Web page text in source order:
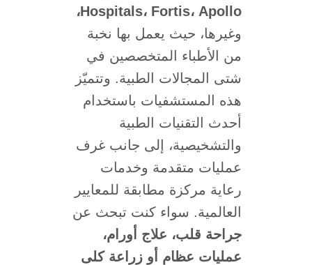
Hospitals، Fortis، Apollo،
وغيرها، حيث يعمل بها نخبة
من الأطباء المتخصصين في
شتى المجالات الطبية. وتتميّز
هذه المستشفيات باستخدام
أحدث التقنيات الطبية
والتشخيصية، إلى جانب غرف
عمليات متقدمة وخدمات
رعاية مركزة مطابقة للمعايير
العالمية. سواء كنت تبحث عن
جراحة قلب، علاج أورام،
عمليات عظام أو زراعة كلى